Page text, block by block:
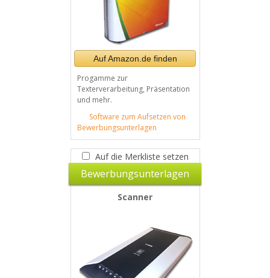
Auf Amazon.de finden
Progamme zur
Texterverarbeitung, Präsentation
und mehr.
Software zum Aufsetzen von
Bewerbungsunterlagen
Auf die Merkliste setzen
Bewerbungsunterlagen
Scanner